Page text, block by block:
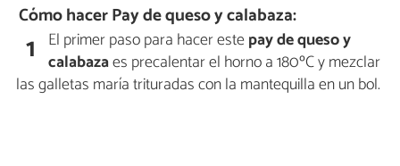
Cómo hacer Pay de queso y calabaza:
1 El primer paso para hacer estepay de queso y
calabazaes precalentar el horno a 180ºC y mezclar
las galletas maría trituradas con la mantequilla en un bol.